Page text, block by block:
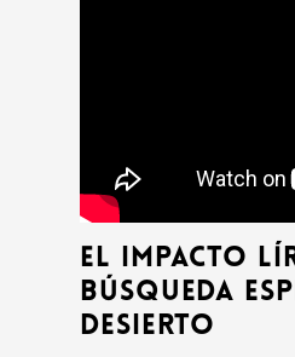
El impacto
búsqueda
desierto